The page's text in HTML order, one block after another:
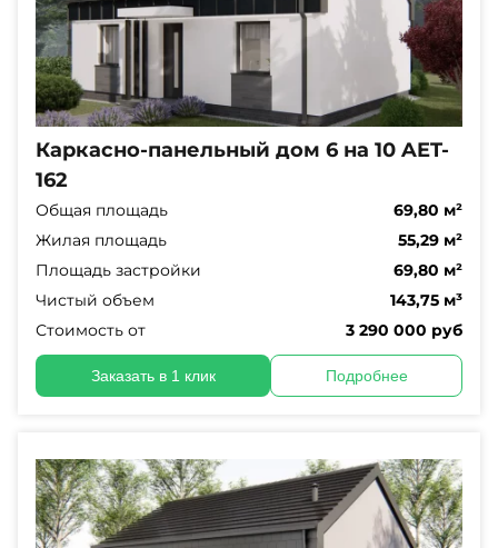
Каркасно-панельный дом 6 на 10 AET-
162
Общая площадь
69,80 м²
Жилая площадь
55,29 м²
Площадь застройки
69,80 м²
Чистый объем
143,75 м³
Стоимость от
3 290 000 руб
Заказать в 1 клик Подробнее